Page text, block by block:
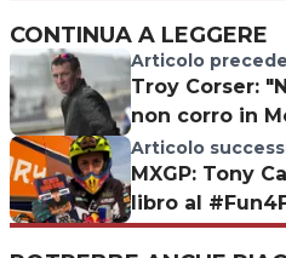
CONTINUA A LEGGERE
Articolo
Troy Corser:
non corro in
Articolo
MXGP: Tony
libro al